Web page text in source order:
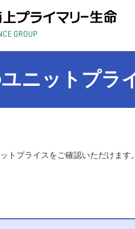
ニットプラ
トプライスをご確認いただけます。